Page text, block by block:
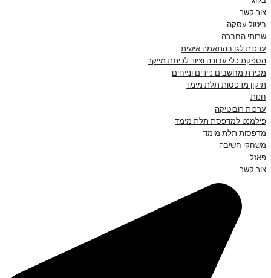
צור קשר
ביטול עסקה
שרותי החברה
ערכות לגו בהתאמה אישית
הספקת כלי עבודה וציוד לכיתת מייקר
מכירת מחשבים ניידים ונייחים
תיקון מדפסות תלת מימד
חנות
ערכות רובוטיקה
פילמנט למדפסת תלת מימד
מדפסות תלת מימד
משחקי חשיבה
פאזל
צור קשר